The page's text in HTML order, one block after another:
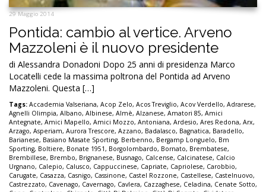
29 Maggio 2014
Pontida: cambio al vertice. Arveno
Mazzoleni è il nuovo presidente
di Alessandra Donadoni Dopo 25 anni di presidenza Marco
Locatelli cede la massima poltrona del Pontida ad Arveno
Mazzoleni. Questa […]
Tags: Accademia Valseriana, Acop Zelo, Acos Treviglio, Acov Verdello, Adrarese,
Agnelli Olimpia, Albano, Albinese, Almè, Alzanese, Amatori 85, Amici
Antegnate, Amici Mapello, Amici Mozzo, Antoniana, Ardesio, Ares Redona, Arx,
Arzago, Asperiam, Aurora Trescore, Azzano, Badalasco, Bagnatica, Baradello,
Barianese, Basiano Masate Sporting, Berbenno, Bergamp Longuelo, Bm
Sporting, Boltiere, Bonate 1951, Borgolombardo, Bornato, Brembatese,
Brembillese, Brembo, Brignanese, Busnago, Calcense, Calcinatese, Calcio
Urgnano, Calepio, Calusco, Cappuccinese, Capriate, Capriolese, Carobbio,
Carugate, Casazza, Casnigo, Cassinone, Castel Rozzone, Castellese, Castelnuovo,
Castrezzato, Cavenago, Cavernago, Cavlera, Cazzaghese, Celadina, Cenate Sotto,